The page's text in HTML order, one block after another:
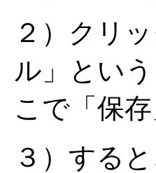
２）クリ
ル」とい
こで「保
３）する